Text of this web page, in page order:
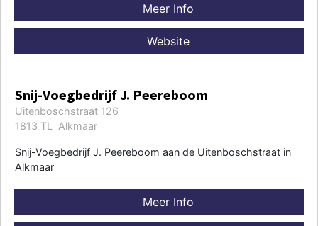
Meer Info
Website
Snij-Voegbedrijf J. Peereboom
Uitenboschstraat 126
1813 TL Alkmaar
Snij-Voegbedrijf J. Peereboom aan de Uitenboschstraat in
Alkmaar
Meer Info